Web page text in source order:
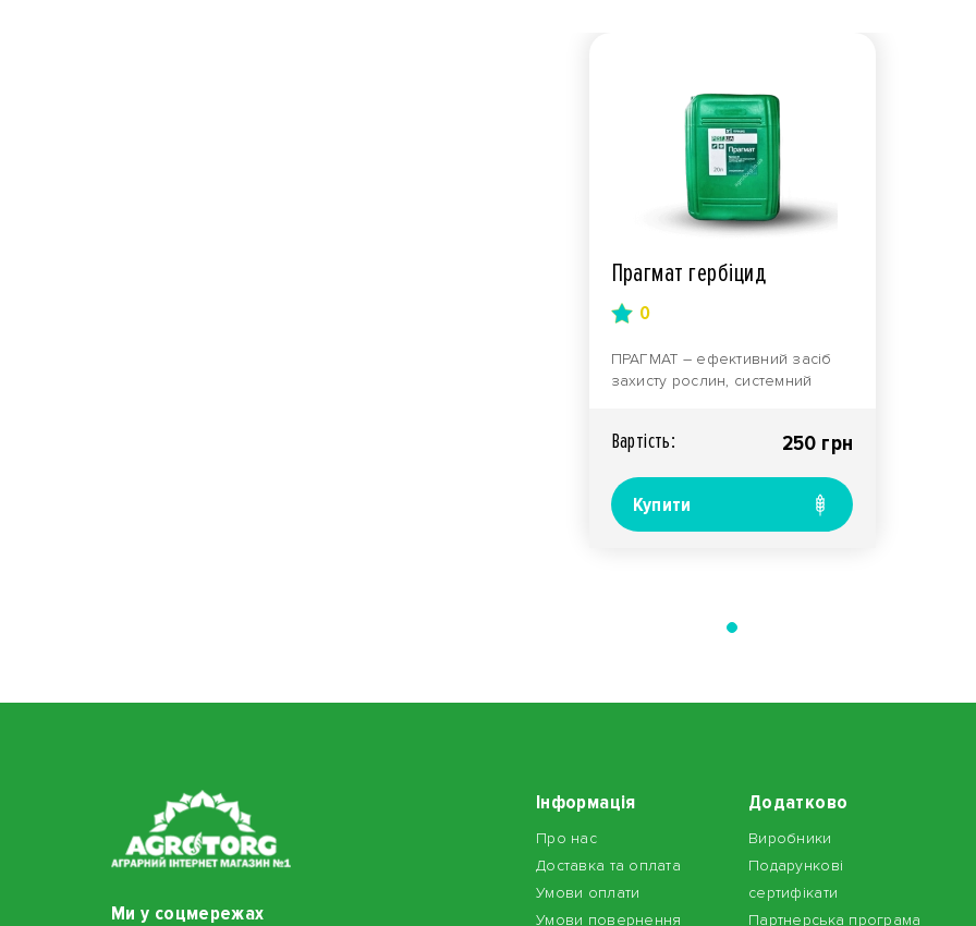
Прагмат гербіцид
0
ПРАГМАТ – ефективний засіб
захисту рослин, системний
Вартiсть: 250 грн
Купити
Ми у соцмережах
Інформація
Про нас
Доставка та оплата
Умови оплати
Умови повернення
Додатково
Виробники
Подарункові
сертифікати
Партнерська програма